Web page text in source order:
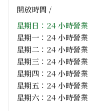
開放時間 /
星期日：24 小時營業
星期一：24 小時營業
星期二：24 小時營業
星期三：24 小時營業
星期四：24 小時營業
星期五：24 小時營業
星期六：24 小時營業